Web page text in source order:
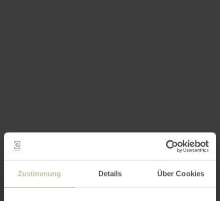
Zustimmung Details Über Cookies